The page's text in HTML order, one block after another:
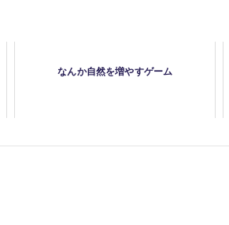
なんか自然を増やすゲーム